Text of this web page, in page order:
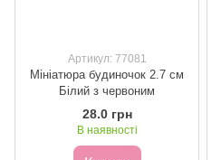
Артикул: 77081
Мініатюра будиночок 2.7 см
Білий з червоним
28.0 грн
В наявності